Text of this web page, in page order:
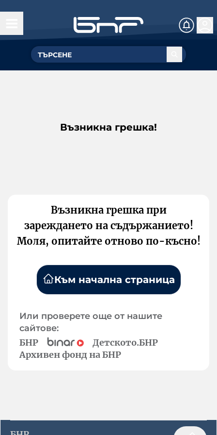
Възникна грешка!
Възникна грешка при
зареждането на съдържанието!
Моля, опитайте отново по-късно!
Към начална страница
Или проверете още от нашите
сайтове:
БНР
Детското.БНР
Архивен фонд на БНР